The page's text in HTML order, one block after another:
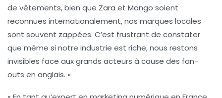
de vêtements, bien que Zara et Mango soient
reconnues internationalement, nos marques locales
sont souvent zappées. C’est frustrant de constater
que même si notre industrie est riche, nous restons
invisibles face aux grands acteurs à cause des fan-
outs en anglais. »